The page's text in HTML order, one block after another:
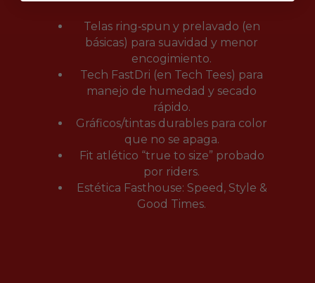
Telas ring‑spun y prelavado (en
básicas) para suavidad y menor
encogimiento.
Tech FastDri (en Tech Tees) para
manejo de humedad y secado
rápido.
Gráficos/tintas durables para color
que no se apaga.
Fit atlético “true to size” probado
por riders.
Estética Fasthouse: Speed, Style &
Good Times.